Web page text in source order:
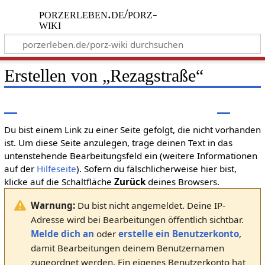
porzerleben.de/porz-
wiki
Erstellen von „Rezagstraße“
Du bist einem Link zu einer Seite gefolgt, die nicht vorhanden
ist. Um diese Seite anzulegen, trage deinen Text in das
untenstehende Bearbeitungsfeld ein (weitere Informationen
auf der Hilfeseite). Sofern du fälschlicherweise hier bist,
klicke auf die Schaltfläche Zurückdeines Browsers.
Warnung:Du bist nicht angemeldet. Deine IP-
Adresse wird bei Bearbeitungen öffentlich sichtbar.
Melde dich an oder erstelle ein Benutzerkonto,
damit Bearbeitungen deinem Benutzernamen
zugeordnet werden. Ein eigenes Benutzerkonto hat